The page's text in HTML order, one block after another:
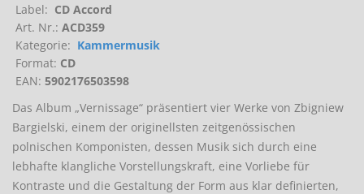
Label: CD Accord
Art. Nr.: ACD359
Kategorie: Kammermusik
Format: CD
EAN: 5902176503598
Das Album „Vernissage“ präsentiert vier Werke von Zbigniew
Bargielski, einem der originellsten zeitgenössischen
polnischen Komponisten, dessen Musik sich durch eine
lebhafte klangliche Vorstellungskraft, eine Vorliebe für
Kontraste und die Gestaltung der Form aus klar definierten,